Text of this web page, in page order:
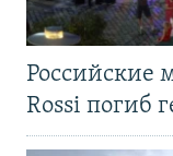
Российские
Rossi погиб